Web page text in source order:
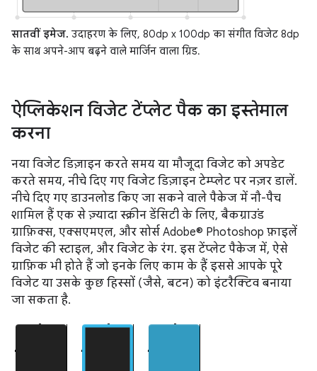
सातवीं इमेज. उदाहरण के लिए, 80dp x 100dp का संगीत विजेट 8dp
के साथ अपने-आप बढ़ने वाले मार्जिन वाला ग्रिड.
ऐप्लिकेशन विजेट टेंप्लेट पैक का इस्तेमाल
करना
नया विजेट डिज़ाइन करते समय या मौजूदा विजेट को अपडेट
करते समय, नीचे दिए गए विजेट डिज़ाइन टेम्प्लेट पर नज़र डालें.
नीचे दिए गए डाउनलोड किए जा सकने वाले पैकेज में नौ-पैच
शामिल हैं एक से ज़्यादा स्क्रीन डेंसिटी के लिए, बैकग्राउंड
ग्राफ़िक्स, एक्सएमएल, और सोर्स Adobe® Photoshop फ़ाइलें
विजेट की स्टाइल, और विजेट के रंग. इस टेंप्लेट पैकेज में, ऐसे
ग्राफ़िक भी होते हैं जो इनके लिए काम के हैं इससे आपके पूरे
विजेट या उसके कुछ हिस्सों (जैसे, बटन) को इंटरैक्टिव बनाया
जा सकता है.